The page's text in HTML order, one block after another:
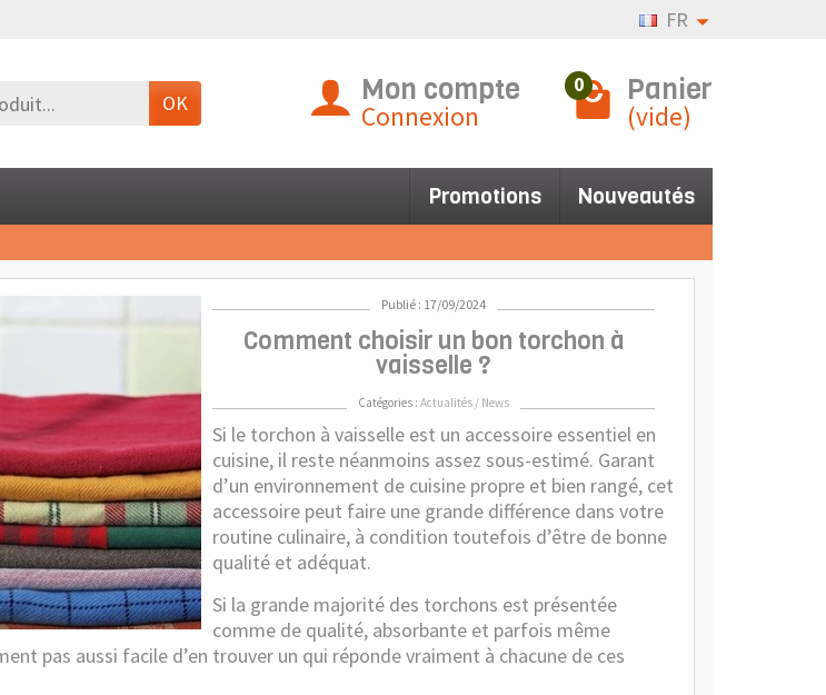
FR
OK Mon compte
Connexion
0 Panier
(vide)
Promotions Nouveautés
Publié : 17/09/2024
Comment choisir un bon torchon à
vaisselle ?
Catégories :Actualités / News
Si le torchon à vaisselle est un accessoire essentiel en
cuisine, il reste néanmoins assez sous-estimé. Garant
d’un environnement de cuisine propre et bien rangé, cet
accessoire peut faire une grande différence dans votre
routine culinaire, à condition toutefois d’être de bonne
qualité et adéquat.
Si la grande majorité des torchons est présentée
comme de qualité, absorbante et parfois même
pas aussi facile d’en trouver un qui réponde vraiment à chacune de ces